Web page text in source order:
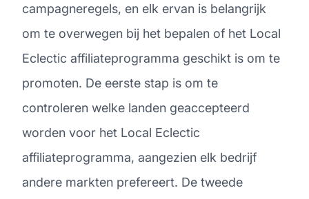
campagneregels, en elk ervan is belangrijk
om te overwegen bij het bepalen of het Local
Eclectic affiliateprogramma geschikt is om te
promoten. De eerste stap is om te
controleren welke landen geaccepteerd
worden voor het Local Eclectic
affiliateprogramma, aangezien elk bedrijf
andere markten prefereert. De tweede